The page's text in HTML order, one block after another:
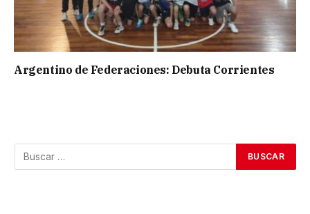
Argentino de Federaciones: Debuta Corrientes